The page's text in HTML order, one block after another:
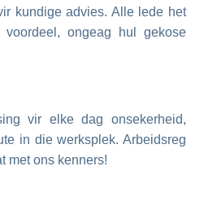
kundige advies. Alle lede het
ongeag hul gekose
vir elke dag onsekerheid,
in die werksplek. Arbeidsreg
met ons kenners!